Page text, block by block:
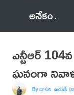
అనేకం
ఎన్టీఆర్
ఘనంగా
By దాసరి. అరుణ్